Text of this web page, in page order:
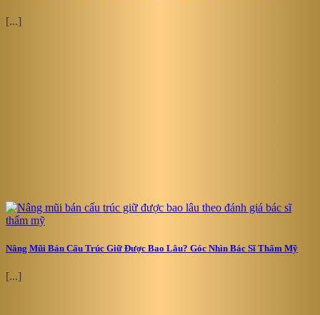
[...]
Nâng Mũi Bán Cấu Trúc Giữ Được Bao Lâu? Góc Nhìn Bác Sĩ Thẩm Mỹ
[...]